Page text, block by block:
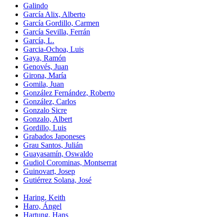
Galindo
García Alix, Alberto
García Gordillo, Carmen
García Sevilla, Ferrán
García, L.
Garcia-Ochoa, Luis
Gaya, Ramón
Genovés, Juan
Girona, María
Gomila, Juan
González Fernández, Roberto
González, Carlos
Gonzalo Sicre
Gonzalo, Albert
Gordillo, Luis
Grabados Japoneses
Grau Santos, Julián
Guayasamín, Oswaldo
Gudiol Corominas, Montserrat
Guinovart, Josep
Gutiérrez Solana, José
Haring, Keith
Haro, Ángel
Hartung, Hans